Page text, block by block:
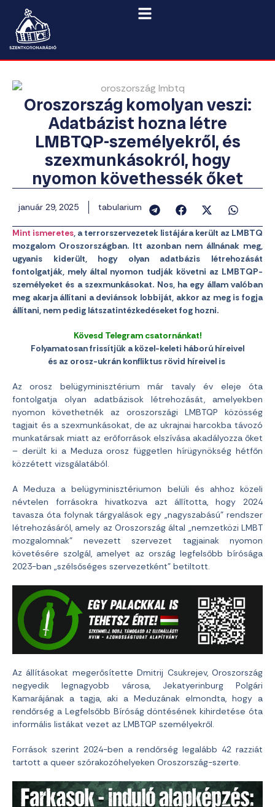
Oroszország komolyan veszi:
Adatbázist hozna létre
LMBTQP-személyekről, és
szexmunkásokról, hogy
nyomon követhessék őket
január 29, 2025 tabularium
Mint ismeretes , a terrorszervezetek listájára került az LMBTQ
mozgalom Oroszországban. Itt azonban nem állnának meg,
ugyanis kiderült, hogy olyan adatbázis létrehozását
fontolgatják, mely által nyomon tudják követni az LMBTQP-
személyeket és a szexmunkásokat. Nos, ha egy állam valóban
meg akarja állítani a deviánsok lobbiját, akkor az meg is fogja
állítani, nem pedig látszatintézkedéseket fog hozni.
Kövesd Telegram csatornánkat!
Folyamatosan frissítjük a közel-keleti háború híreivel
és az orosz-ukrán konfliktus rövid híreivel is
Az orosz belügyminisztérium már tavaly év eleje óta
fontolgatja olyan adatbázisok létrehozását, amelyekben
nyomon követhetnék az oroszországi LMBTQP közösség
tagjait és a szexmunkásokat, de az ukrajnai harcokba távozó
munkatársak miatt az erőforrások elszívása akadályozza őket
– derült ki a Meduza orosz független hírügynökség hétfőn
közzétett vizsgálatából.
A Meduza a belügyminisztériumon belüli és ahhoz közeli
névtelen forrásokra hivatkozva azt állította, hogy 2024
tavasza óta folynak tárgyalások egy „nagyszabású” rendszer
létrehozásáról, amely az Oroszország által „nemzetközi LMBT
mozgalomnak” nevezett szervezet tagjainak nyomon
követésére szolgál, amelyet az ország legfelsőbb bírósága
2023-ban „szélsőséges szervezetként” betiltott.
Az állításokat megerősítette Dmitrij Csukrejev, Oroszország
negyedik legnagyobb városa, Jekatyerinburg Polgári
Kamarájának a tagja, aki a Meduzának elmondta, hogy a
rendőrség a Legfelsőbb Bíróság döntésének kihirdetése óta
informális listákat vezet az LMBTQP személyekről.
Források szerint 2024-ben a rendőrség legalább 42 razziát
tartott a queer szórakozóhelyeken Oroszország-szerte.